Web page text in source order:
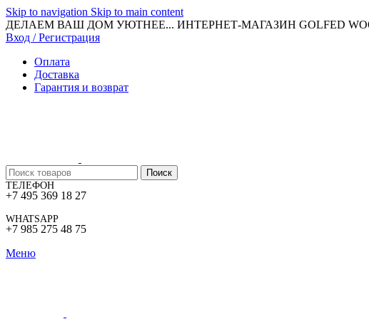
Skip to navigation Skip to main content
ДЕЛАЕМ ВАШ ДОМ УЮТНЕЕ... ИНТЕРНЕТ-МАГАЗИН GOLFED
Вход / Регистрация
Оплата
Доставка
Гарантия и возврат
Поиск
ТЕЛЕФОН
+7 495 369 18 27
WHATSAPP
+7 985 275 48 75
Меню